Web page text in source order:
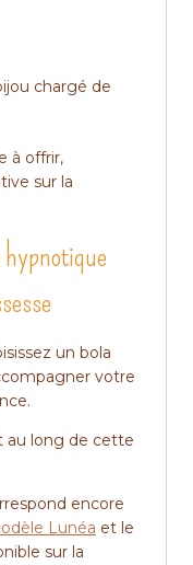
chargé de
à offrir,
sur la
un bola
votre
au long de cette
encore
Lunéa et le
sur la